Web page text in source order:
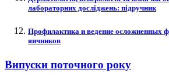
лабораторних досліджень: підручник
Профилактика и ведение осложненных
яичников
Випуски поточного року